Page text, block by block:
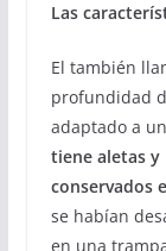
Las
El también
profundidad
adaptado a
tiene aletas y
conservados
se habían
en una